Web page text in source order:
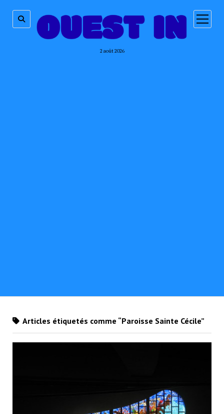
2 août 2026
ouvrir
menu
Articles étiquetés comme “Paroisse Sainte Cécile”